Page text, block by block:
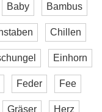
Baby Bambus
Chillen
Einhorn
Feder Fee
Gräser Herz